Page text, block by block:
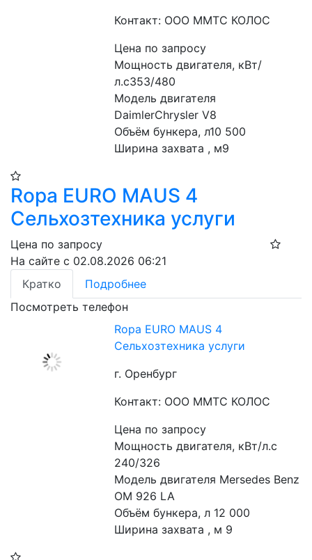
Контакт: ООО ММТС КОЛОС
Цена по запросу
Мощность двигателя, кВт/
л.с353/480
Модель двигателя
DaimlerChrysler V8
Объём бункера, л10 500
Ширина захвата , м9
Ropa EURO MAUS 4
Сельхозтехника услуги
Цена по запросу
На сайте с 02.08.2026 06:21
Кратко
Подробнее
Посмотреть телефон
Ropa EURO MAUS 4
Сельхозтехника услуги
г. Оренбург
Контакт: ООО ММТС КОЛОС
Цена по запросу
Мощность двигателя, кВт/л.с
240/326
Модель двигателя Mersedes Benz
OM 926 LA
Объём бункера, л 12 000
Ширина захвата , м 9